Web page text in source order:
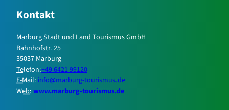
Kontakt
Marburg Stadt und Land Tourismus GmbH
Bahnhofstr. 25
35037 Marburg
Telefon:+49 6421 99120
E-Mail: info@marburg-tourismus.de
Web: www.marburg-tourismus.de